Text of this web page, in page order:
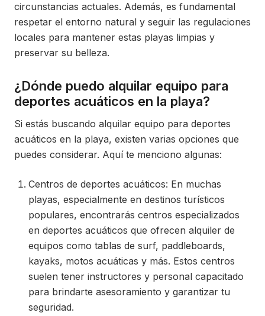
circunstancias actuales. Además, es fundamental
respetar el entorno natural y seguir las regulaciones
locales para mantener estas playas limpias y
preservar su belleza.
¿Dónde puedo alquilar equipo para
deportes acuáticos en la playa?
Si estás buscando alquilar equipo para deportes
acuáticos en la playa, existen varias opciones que
puedes considerar. Aquí te menciono algunas:
Centros de deportes acuáticos: En muchas
playas, especialmente en destinos turísticos
populares, encontrarás centros especializados
en deportes acuáticos que ofrecen alquiler de
equipos como tablas de surf, paddleboards,
kayaks, motos acuáticas y más. Estos centros
suelen tener instructores y personal capacitado
para brindarte asesoramiento y garantizar tu
seguridad.